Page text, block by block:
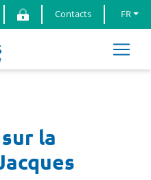
Contacts FR
la